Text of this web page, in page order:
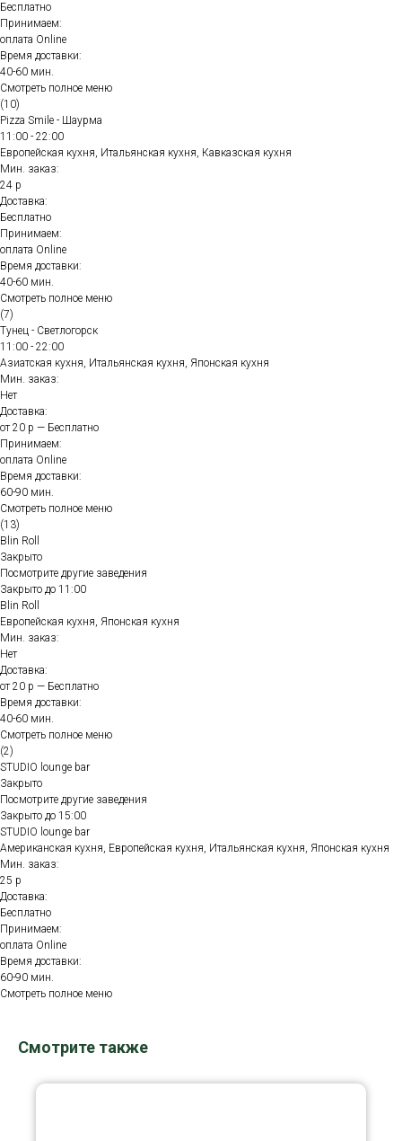
Бесплатно
Принимаем:
оплата Online
Время доставки:
40-60 мин.
Смотреть полное меню
(10)
Pizza Smile - Шаурма
11:00 - 22:00
Европейская кухня, Итальянская кухня, Кавказская кухня
Мин. заказ:
24 р
Доставка:
Бесплатно
Принимаем:
оплата Online
Время доставки:
40-60 мин.
Смотреть полное меню
(7)
Тунец - Светлогорск
11:00 - 22:00
Азиатская кухня, Итальянская кухня, Японская кухня
Мин. заказ:
Нет
Доставка:
от 20 р — Бесплатно
Принимаем:
оплата Online
Время доставки:
60-90 мин.
Смотреть полное меню
(13)
Blin Roll
Закрыто
Посмотрите другие заведения
Закрыто до 11:00
Blin Roll
Европейская кухня, Японская кухня
Мин. заказ:
Нет
Доставка:
от 20 р — Бесплатно
Время доставки:
40-60 мин.
Смотреть полное меню
(2)
STUDIO lounge bar
Закрыто
Посмотрите другие заведения
Закрыто до 15:00
STUDIO lounge bar
Американская кухня, Европейская кухня, Итальянская кухня, Японская кухня
Мин. заказ:
25 р
Доставка:
Бесплатно
Принимаем:
оплата Online
Время доставки:
60-90 мин.
Смотреть полное меню
Смотрите также